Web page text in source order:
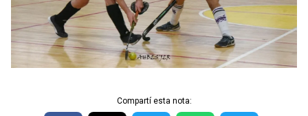
Compartí esta nota: